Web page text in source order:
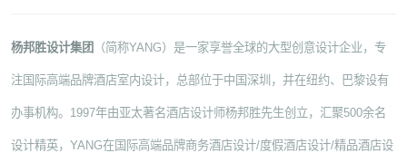
杨邦胜设计集团 （简称YANG）是一家享誉全球的大型创意设计企业，专
注国际高端品牌酒店室内设计，总部位于中国深圳，并在纽约、巴黎设有
办事机构。1997年由亚太著名酒店设计师杨邦胜先生创立，汇聚500余名
设计精英，YANG在国际高端品牌商务酒店设计/度假酒店设计/精品酒店设